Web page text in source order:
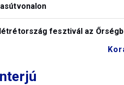
fesztivál az